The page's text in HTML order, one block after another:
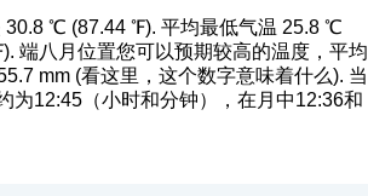
30.8 ℃ (87.44 ℉). 平均最低气温 25.8 ℃
端八月位置您可以预期较高的温度，平均
mm (看这里，这个数字意味着什么). 当
为12:45（小时和分钟），在月中12:36和